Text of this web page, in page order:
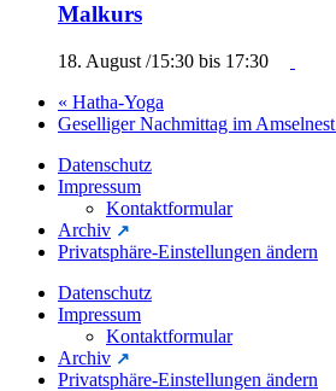
Malkurs
18. August /15:30 bis 17:30
« Hatha-Yoga
Geselliger Nachmittag im Amselnest
Datenschutz
Impressum
Kontaktformular
Archiv
Privatsphäre-Einstellungen ändern
Datenschutz
Impressum
Kontaktformular
Archiv
Privatsphäre-Einstellungen ändern